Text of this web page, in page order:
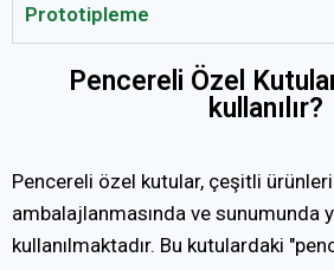
Prototipleme
Pencereli Özel
kullanılır?
Pencereli özel kutular, çeşitli
ambalajlanmasında ve sunumunda
kullanılmaktadır. Bu kutulardaki